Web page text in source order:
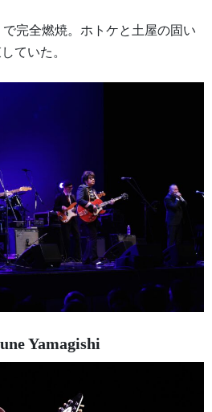
完全燃焼。ホトケと土屋の固い
ていた。
Yamagishi